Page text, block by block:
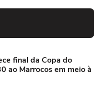
final da Copa do
ao Marrocos em meio à